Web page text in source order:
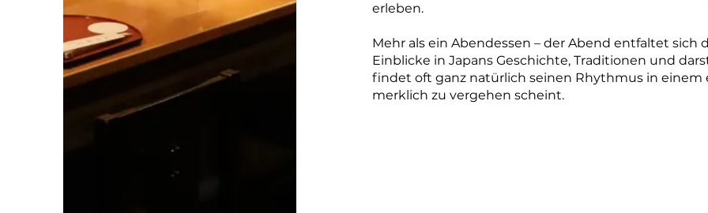
erleben.
Mehr als ein Abendessen – der Abend entfaltet sich
Einblicke in Japans Geschichte, Traditionen und
findet oft ganz natürlich seinen Rhythmus in einem
merklich zu vergehen scheint.